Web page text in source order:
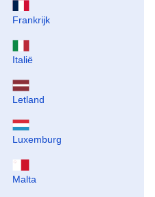
Frankrijk
Italië
Letland
Luxemburg
Malta